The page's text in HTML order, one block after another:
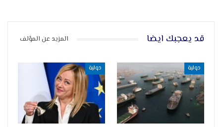
قد يعجبك ايضا المزيد عن المؤلف
دولية دولية